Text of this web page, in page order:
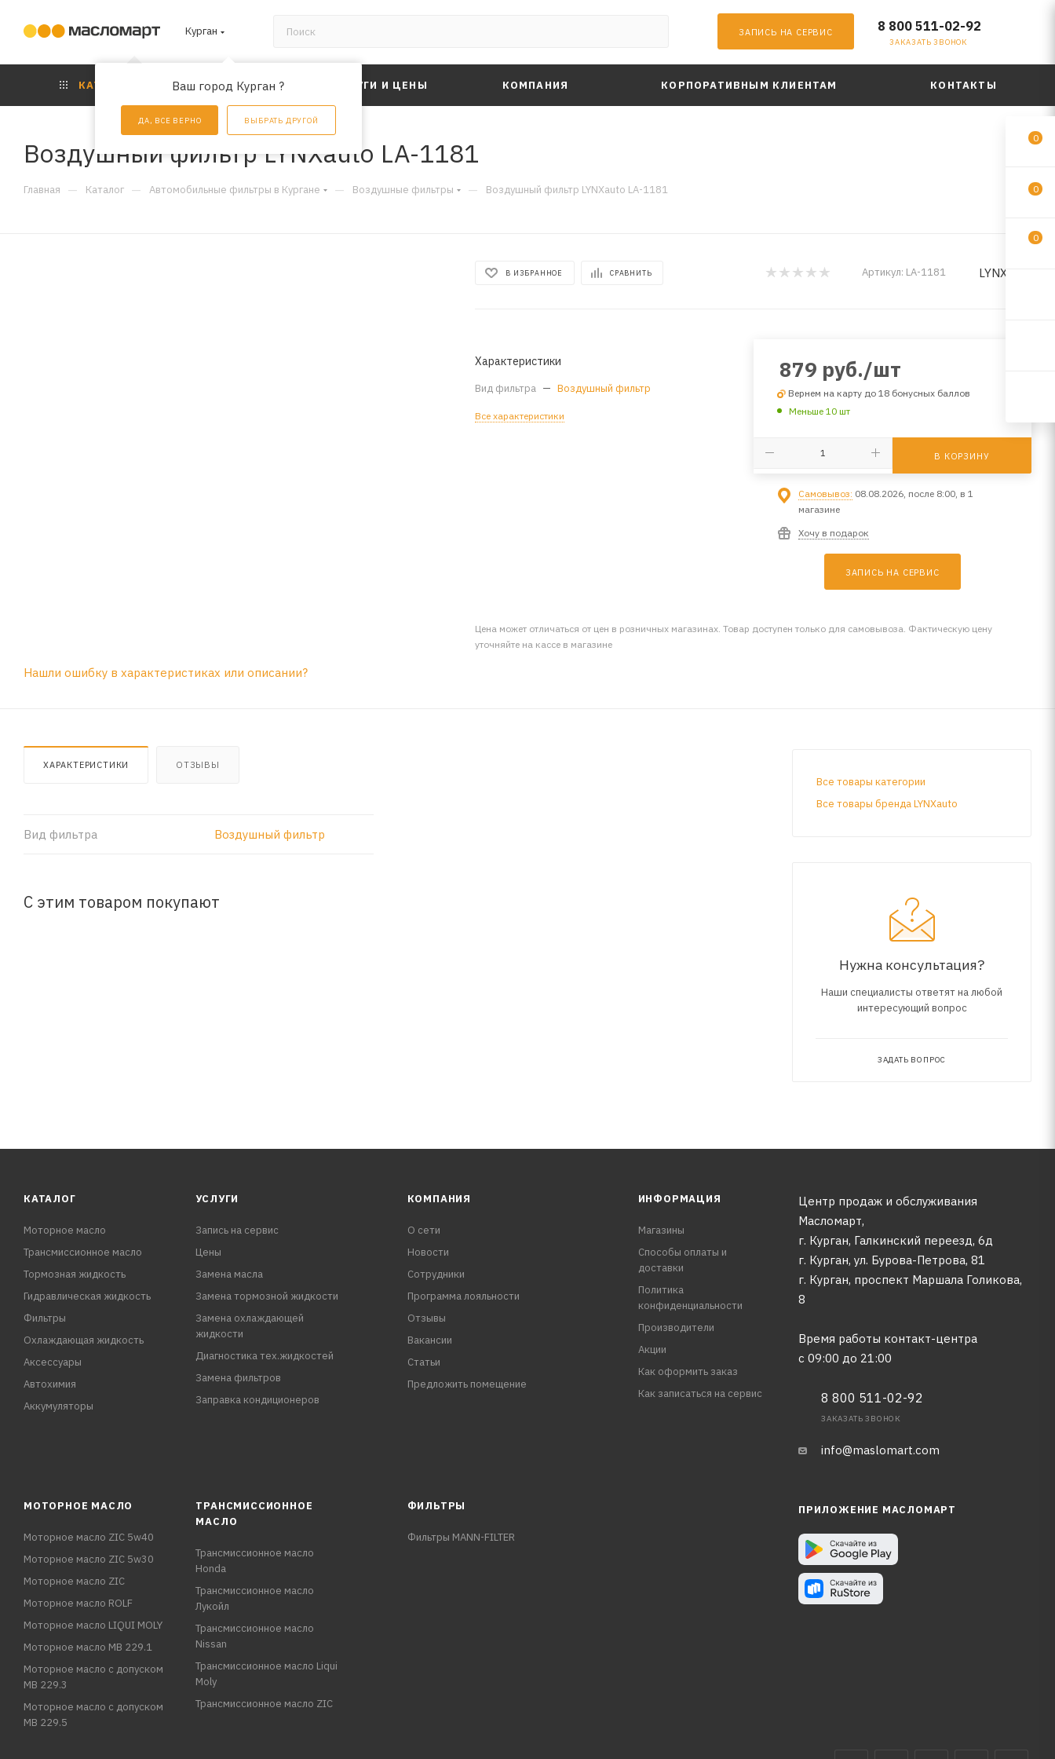
Курган
Ваш город Курган ?
ДА, ВСЕ ВЕРНО ВЫБРАТЬ ДРУГОЙ
ЗАПИСЬ НА СЕРВИС 8 800 511-02-92
ЗАКАЗАТЬ ЗВОНОК
КАТАЛОГ АКЦИИ УСЛУГИ И ЦЕНЫ КОМПАНИЯ КОРПОРАТИВНЫМ КЛИЕНТАМ КОНТАКТЫ
Воздушный фильтр LYNXauto LA-1181
Главная — Каталог — Автомобильные фильтры в Кургане — Воздушные фильтры — Воздушный фильтр LYNXauto LA-1181
В ИЗБРАННОЕ СРАВНИТЬ Артикул: LA-1181 LYNXauto
Характеристики
Вид фильтра — Воздушный фильтр
Все характеристики
879 руб./шт
Вернем на карту до 18 бонусных баллов
Меньше 10 шт
В КОРЗИНУ
Самовывоз: 08.08.2026, после 8:00, в 1
магазине
Хочу в подарок
ЗАПИСЬ НА СЕРВИС
Цена может отличаться от цен в розничных магазинах. Товар доступен только для самовывоза. Фактическую цену
уточняйте на кассе в магазине
Нашли ошибку в характеристиках или описании?
ХАРАКТЕРИСТИКИ ОТЗЫВЫ
Вид фильтра Воздушный фильтр
С этим товаром покупают
Все товары категории
Все товары бренда LYNXauto
Нужна консультация?
Наши специалисты ответят на любой
интересующий вопрос
ЗАДАТЬ ВОПРОС
КАТАЛОГ
Моторное масло
Трансмиссионное масло
Тормозная жидкость
Гидравлическая жидкость
Фильтры
Охлаждающая жидкость
Аксессуары
Автохимия
Аккумуляторы
УСЛУГИ
Запись на сервис
Цены
Замена масла
Замена тормозной жидкости
Замена охлаждающей
жидкости
Диагностика тех.жидкостей
Замена фильтров
Заправка кондиционеров
КОМПАНИЯ
О сети
Новости
Сотрудники
Программа лояльности
Отзывы
Вакансии
Статьи
Предложить помещение
ИНФОРМАЦИЯ
Магазины
Способы оплаты и
доставки
Политика
конфиденциальности
Производители
Акции
Как оформить заказ
Как записаться на сервис
Центр продаж и обслуживания
Масломарт,
г. Курган, Галкинский переезд, 6д
г. Курган, ул. Бурова-Петрова, 81
г. Курган, проспект Маршала Голикова,
8
Время работы контакт-центра
с 09:00 до 21:00
8 800 511-02-92
ЗАКАЗАТЬ ЗВОНОК
info@maslomart.com
МОТОРНОЕ МАСЛО
Моторное масло ZIC 5w40
Моторное масло ZIC 5w30
Моторное масло ZIC
Моторное масло ROLF
Моторное масло LIQUI MOLY
Моторное масло MB 229.1
Моторное масло с допуском
MB 229.3
Моторное масло с допуском
MB 229.5
ТРАНСМИССИОННОЕ
МАСЛО
Трансмиссионное масло
Honda
Трансмиссионное масло
Лукойл
Трансмиссионное масло
Nissan
Трансмиссионное масло Liqui
Moly
Трансмиссионное масло ZIC
ФИЛЬТРЫ
Фильтры MANN-FILTER
ПРИЛОЖЕНИЕ МАСЛОМАРТ
0
0
0